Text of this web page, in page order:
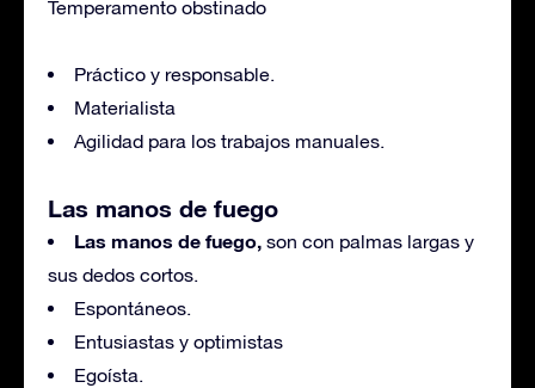
Temperamento obstinado
Práctico y responsable.
Materialista
Agilidad para los trabajos manuales.
Las manos de fuego
Las manos de fuego, son con palmas largas y
sus dedos cortos.
Espontáneos.
Entusiastas y optimistas
Egoísta.